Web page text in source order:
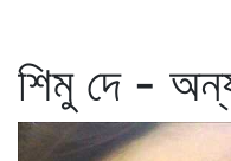
শিমু দে -